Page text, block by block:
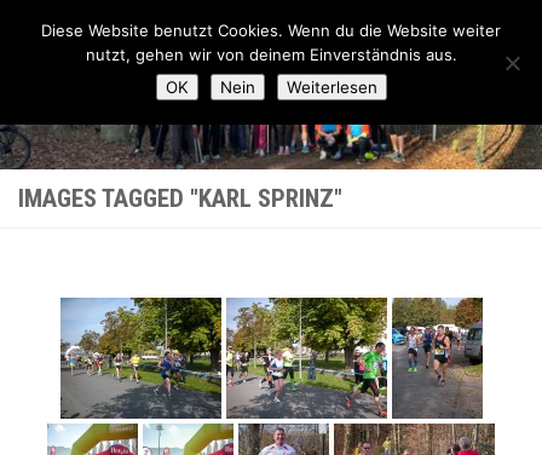
Zum Inhalt springen
Lauftreff-FN
IMAGES TAGGED "KARL SPRINZ"
Diese Website benutzt Cookies. Wenn du die Website weiter
nutzt, gehen wir von deinem Einverständnis aus.
OK
Nein Weiterlesen